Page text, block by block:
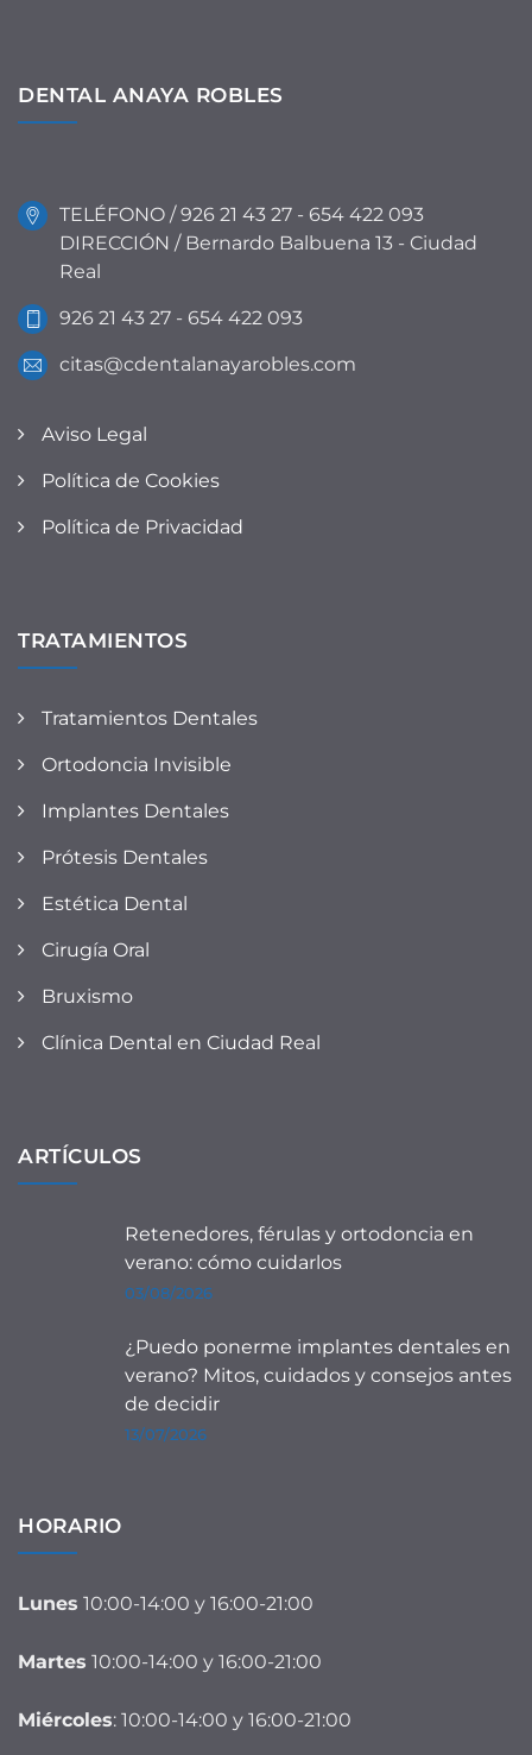
DENTAL ANAYA ROBLES
TELÉFONO / 926 21 43 27 - 654 422 093
DIRECCIÓN / Bernardo Balbuena 13 - Ciudad
Real
926 21 43 27 - 654 422 093
citas@cdentalanayarobles.com
Aviso Legal
Política de Cookies
Política de Privacidad
TRATAMIENTOS
Tratamientos Dentales
Ortodoncia Invisible
Implantes Dentales
Prótesis Dentales
Estética Dental
Cirugía Oral
Bruxismo
Clínica Dental en Ciudad Real
ARTÍCULOS
Retenedores, férulas y ortodoncia en
verano: cómo cuidarlos
03/08/2026
¿Puedo ponerme implantes dentales en
verano? Mitos, cuidados y consejos antes
de decidir
13/07/2026
HORARIO
Lunes 10:00-14:00 y 16:00-21:00
Martes 10:00-14:00 y 16:00-21:00
Miércoles: 10:00-14:00 y 16:00-21:00